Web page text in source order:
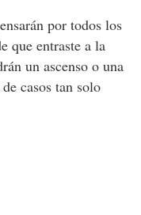
por todos los
que entraste a la
un ascenso o una
casos tan solo